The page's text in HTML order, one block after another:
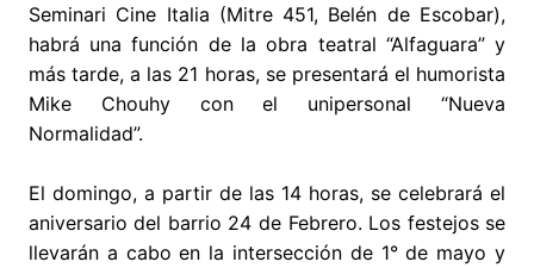
Seminari Cine Italia (Mitre 451, Belén de Escobar),
habrá una función de la obra teatral “Alfaguara” y
más tarde, a las 21 horas, se presentará el humorista
Mike Chouhy con el unipersonal “Nueva
Normalidad”.
El domingo, a partir de las 14 horas, se celebrará el
aniversario del barrio 24 de Febrero. Los festejos se
llevarán a cabo en la intersección de 1° de mayo y